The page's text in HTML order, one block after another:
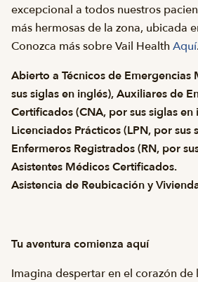
excepcional a todos nuestros
más hermosas de la zona, ubicada
Conozca más sobre Vail Health Aquí.
Abierto a Técnicos de Emergencias
sus siglas en inglés), Auxiliares de
Certificados (CNA, por sus siglas
Licenciados Prácticos (LPN, por sus
Enfermeros Registrados (RN, por
Asistentes Médicos Certificados.
Asistencia de Reubicación y
Tu aventura comienza aquí
Imagina despertar en el corazón de